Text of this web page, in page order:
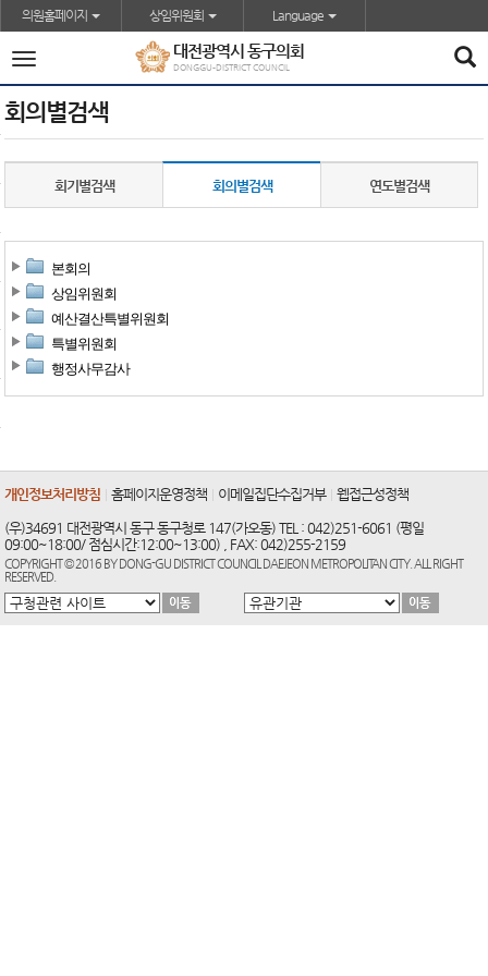
본문바로가기
의원홈페이지 상임위원회 Language
전
메
뉴
대전광역시 동구의회
DONGGU-DISTRICT COUNCIL
회의별검색
회기별검색 회의별검색 연도별검색
본회의
상임위원회
예산결산특별위원회
특별위원회
행정사무감사
개인정보처리방침 홈페이지운영정책 이메일집단수집거부 웹접근성정책
(우)34691 대전광역시 동구 동구청로 147(가오동) TEL : 042)251-6061 (평일
09:00~18:00/ 점심시간:12:00~13:00) , FAX: 042)255-2159
COPYRIGHT © 2016 BY DONG-GU DISTRICT COUNCIL DAEJEON METROPOLITAN CITY. ALL RIGHT
RESERVED.